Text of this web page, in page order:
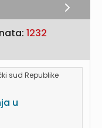
1232
sud Republike
u